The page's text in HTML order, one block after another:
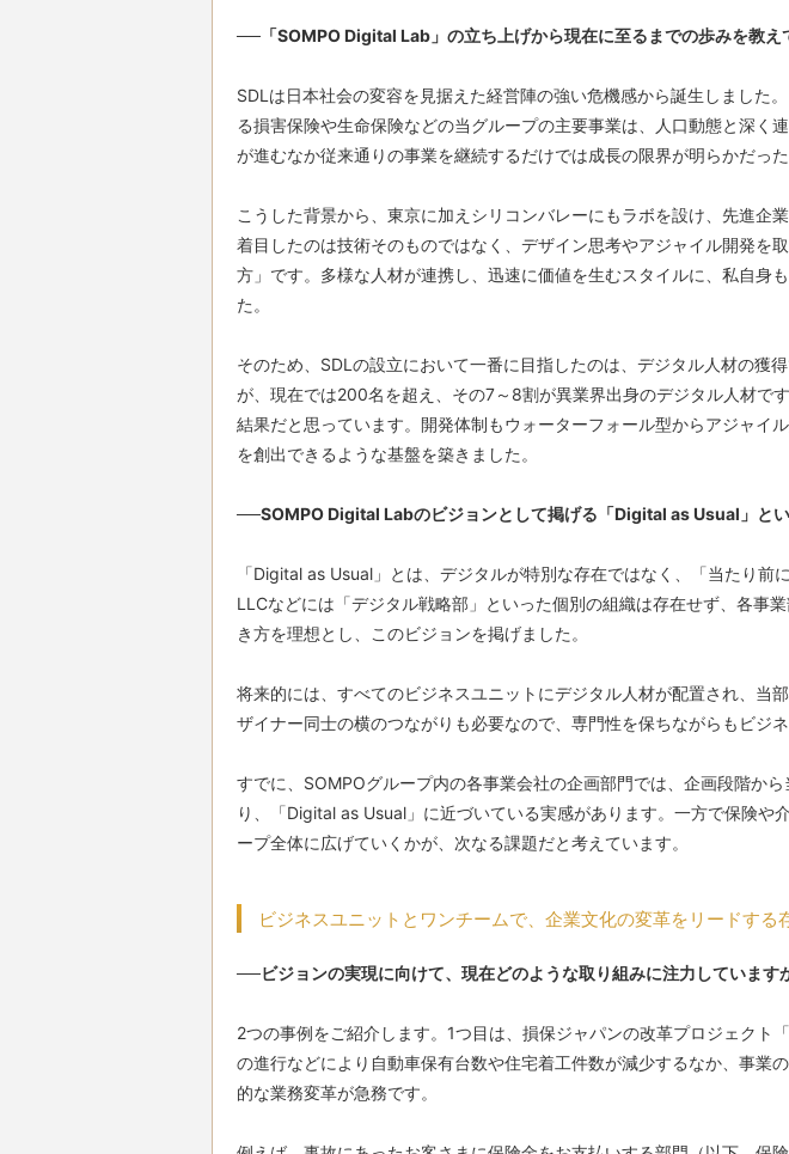
──「SOMPO Digital Lab」の立ち上げから現在に至るまでの歩みを教え
SDLは日本社会の変容を見据えた経営陣の強い危機感から誕生しました
る損害保険や生命保険などの当グループの主要事業は、人口動態と深く
が進むなか従来通りの事業を継続するだけでは成長の限界が明らかだった
こうした背景から、東京に加えシリコンバレーにもラボを設け、先進企
着目したのは技術そのものではなく、デザイン思考やアジャイル開発を
方」です。多様な人材が連携し、迅速に価値を生むスタイルに、私自身
た。
そのため、SDLの設立において一番に目指したのは、デジタル人材の獲
が、現在では200名を超え、その7～8割が異業界出身のデジタル人材で
結果だと思っています。開発体制もウォーターフォール型からアジャイ
を創出できるような基盤を築きました。
──SOMPO Digital Labのビジョンとして掲げる「Digital as Usual」とい
「Digital as Usual」とは、デジタルが特別な存在ではなく、「当たり
LLCなどには「デジタル戦略部」といった個別の組織は存在せず、各事
き方を理想とし、このビジョンを掲げました。
将来的には、すべてのビジネスユニットにデジタル人材が配置され、当
ザイナー同士の横のつながりも必要なので、専門性を保ちながらもビジ
すでに、SOMPOグループ内の各事業会社の企画部門では、企画段階か
り、「Digital as Usual」に近づいている実感があります。一方で保険
ープ全体に広げていくかが、次なる課題だと考えています。
ビジネスユニットとワンチームで、企業文化の変革をリードする
──ビジョンの実現に向けて、現在どのような取り組みに注力しています
2つの事例をご紹介します。1つ目は、損保ジャパンの改革プロジェクト
の進行などにより自動車保有台数や住宅着工件数が減少するなか、事業
的な業務変革が急務です。